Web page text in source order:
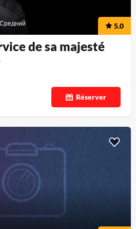
Средний 5.0
de sa majesté
Réserver